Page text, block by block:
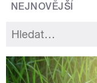
NEJNOVĚJŠÍ